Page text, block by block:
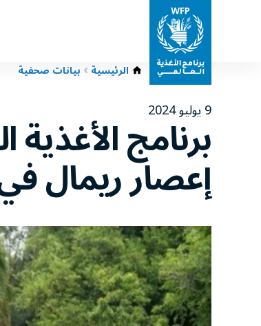
الرئيسية بيانات صحفية
9 يوليو 2024
برنامج
إعصار ريمال